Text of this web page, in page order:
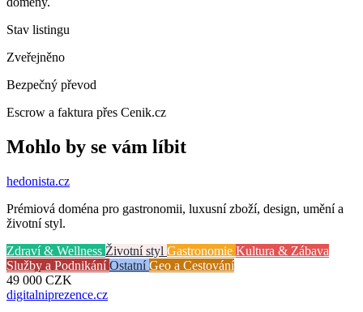
Stav listingu
Zveřejněno
Bezpečný převod
Escrow a faktura přes Cenik.cz
Mohlo by se vám líbit
hedonista.cz
Prémiová doména pro gastronomii, luxusní zboží, design, umění a
životní styl.
Zdraví & Wellness Životní styl Gastronomie Kultura & Zábava
Služby a PodnikáníOstatníGeo a Cestování
49 000 CZK
digitalniprezence.cz